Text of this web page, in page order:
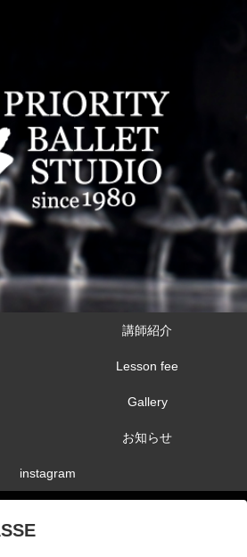
講師紹介
Lesson fee
Gallery
お知らせ
instagram